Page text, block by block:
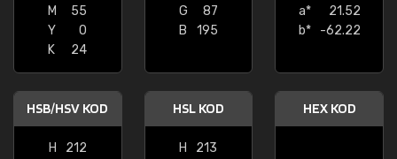
M
55
Y
0
K
24
G
87
B
195
a*
21.52
b*
-62.22
HSB/HSV KOD
H
212
HSL KOD
H
213
HEX KOD